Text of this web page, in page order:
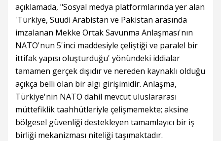
açıklamada, "Sosyal medya platformlarında yer alan
'Türkiye, Suudi Arabistan ve Pakistan arasında
imzalanan Mekke Ortak Savunma Anlaşması'nın
NATO'nun 5'inci maddesiyle çeliştiği ve paralel bir
ittifak yapısı oluşturduğu' yönündeki iddialar
tamamen gerçek dışıdır ve nereden kaynaklı olduğu
açıkça belli olan bir algı girişimidir. Anlaşma,
Türkiye'nin NATO dahil mevcut uluslararası
müttefiklik taahhütleriyle çelişmemekte; aksine
bölgesel güvenliği destekleyen tamamlayıcı bir iş
birliği mekanizması niteliği taşımaktadır.